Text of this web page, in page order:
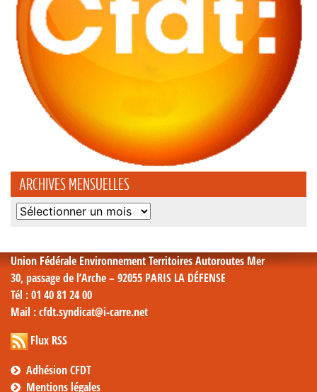
ARCHIVES MENSUELLES
Archives
Union Fédérale Environnement Territoires Autoroutes Mer
30, passage de l’Arche – 92055 PARIS LA DÉFENSE
Tél : 01 40 81 24 00
Mail : cfdt.syndicat@i-carre.net
Flux RSS
Adhésion CFDT
Mentions légales